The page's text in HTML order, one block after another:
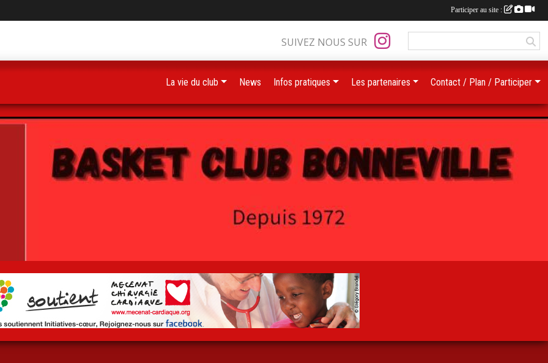
SUIVEZ NOUS SUR
La vie du club News Infos pratiques Les partenaires Contact / Plan / Participer
Participer au site :